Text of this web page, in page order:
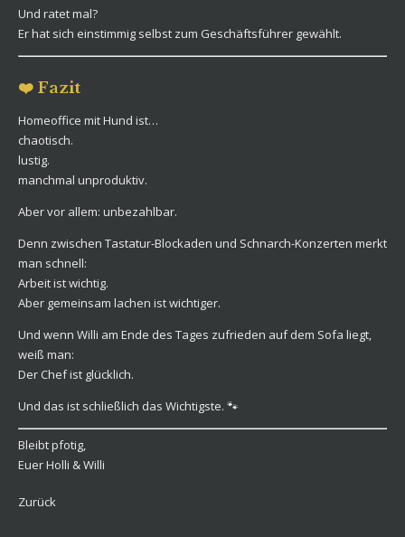
Und ratet mal?
Er hat sich einstimmig selbst zum Geschäftsführer gewählt.
❤️ Fazit
Homeoffice mit Hund ist…
chaotisch.
lustig.
manchmal unproduktiv.
Aber vor allem: unbezahlbar.
Denn zwischen Tastatur-Blockaden und Schnarch-Konzerten merkt
man schnell:
Arbeit ist wichtig.
Aber gemeinsam lachen ist wichtiger.
Und wenn Willi am Ende des Tages zufrieden auf dem Sofa liegt,
weiß man:
Der Chef ist glücklich.
Und das ist schließlich das Wichtigste. 🐾
Bleibt pfotig,
Euer Holli & Willi
Zurück